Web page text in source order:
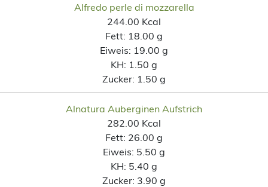
Alfredo perle di mozzarella
244.00 Kcal
Fett: 18.00 g
Eiweis: 19.00 g
KH: 1.50 g
Zucker: 1.50 g
Alnatura Auberginen Aufstrich
282.00 Kcal
Fett: 26.00 g
Eiweis: 5.50 g
KH: 5.40 g
Zucker: 3.90 g